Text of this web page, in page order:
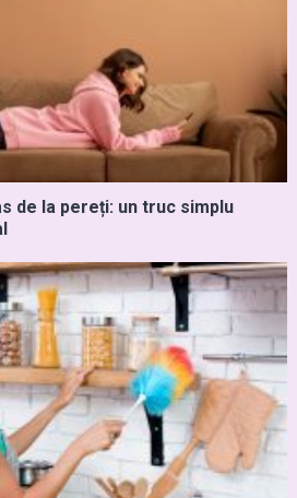
de la pereți: un truc simplu